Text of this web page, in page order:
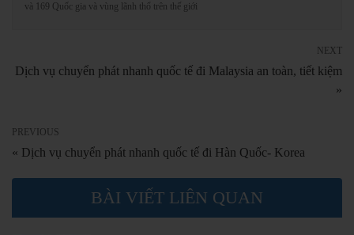
và 169 Quốc gia và vùng lãnh thổ trên thế giới
NEXT
Dịch vụ chuyển phát nhanh quốc tế đi Malaysia an toàn, tiết kiệm
»
PREVIOUS
« Dịch vụ chuyển phát nhanh quốc tế đi Hàn Quốc- Korea
BÀI VIẾT LIÊN QUAN